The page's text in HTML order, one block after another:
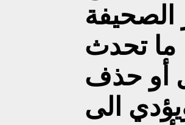
ما تحدث
أو حذف
الى